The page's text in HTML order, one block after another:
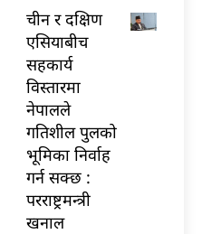
चीन र दक्षिण
एसियाबीच
सहकार्य
विस्तारमा
नेपालले
गतिशील पुलको
भूमिका निर्वाह
गर्न सक्छ :
परराष्ट्रमन्त्री
खनाल